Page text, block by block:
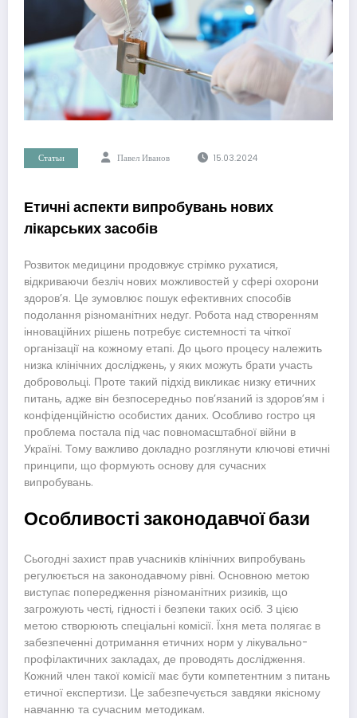
Статьи Павел Иванов 15.03.2024
Етичні аспекти випробувань нових
лікарських засобів
Розвиток медицини продовжує стрімко рухатися,
відкриваючи безліч нових можливостей у сфері охорони
здоров’я. Це зумовлює пошук ефективних способів
подолання різноманітних недуг. Робота над створенням
інноваційних рішень потребує системності та чіткої
організації на кожному етапі. До цього процесу належить
низка клінічних досліджень, у яких можуть брати участь
добровольці. Проте такий підхід викликає низку етичних
питань, адже він безпосередньо пов’язаний із здоров’ям і
конфіденційністю особистих даних. Особливо гостро ця
проблема постала під час повномасштабної війни в
Україні. Тому важливо докладно розглянути ключові етичні
принципи, що формують основу для сучасних
випробувань.
Особливості законодавчої бази
Сьогодні захист прав учасників клінічних випробувань
регулюється на законодавчому рівні. Основною метою
виступає попередження різноманітних ризиків, що
загрожують честі, гідності і безпеки таких осіб. З цією
метою створюють спеціальні комісії. Їхня мета полягає в
забезпеченні дотримання етичних норм у лікувально-
профілактичних закладах, де проводять дослідження.
Кожний член такої комісії має бути компетентним з питань
етичної експертизи. Це забезпечується завдяки якісному
навчанню та сучасним методикам.